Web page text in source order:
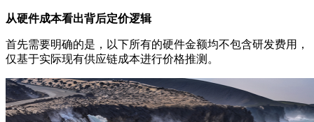
从硬件成本看出背后定价逻辑
首先需要明确的是，以下所有的硬件金额均不包含研发费用，
仅基于实际现有供应链成本进行价格推测。